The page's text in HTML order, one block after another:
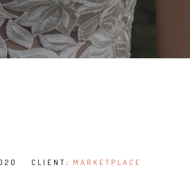
CLIENT : MARKETPLACE